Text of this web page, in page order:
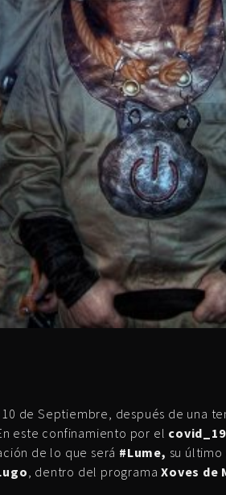
de Septiembre, después de una
este confinamiento por el covid_19
de lo que será #Lume, su
, dentro del programaXoves de